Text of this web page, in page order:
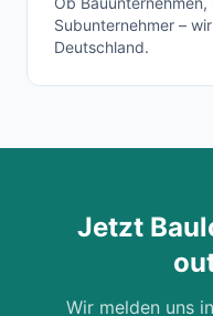
Subunternehmer –
Deutschland.
Jetzt
Wir melden uns